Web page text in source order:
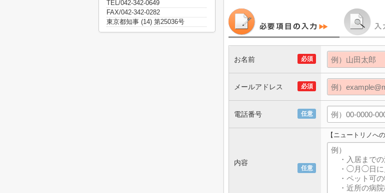
必須
お名前
必須
メールアドレス
任意
電話番号
任意
内容
【ニュートリノへ
TEL/042-342-0649
FAX/042-342-0282
東京都知事 (14) 第25036号